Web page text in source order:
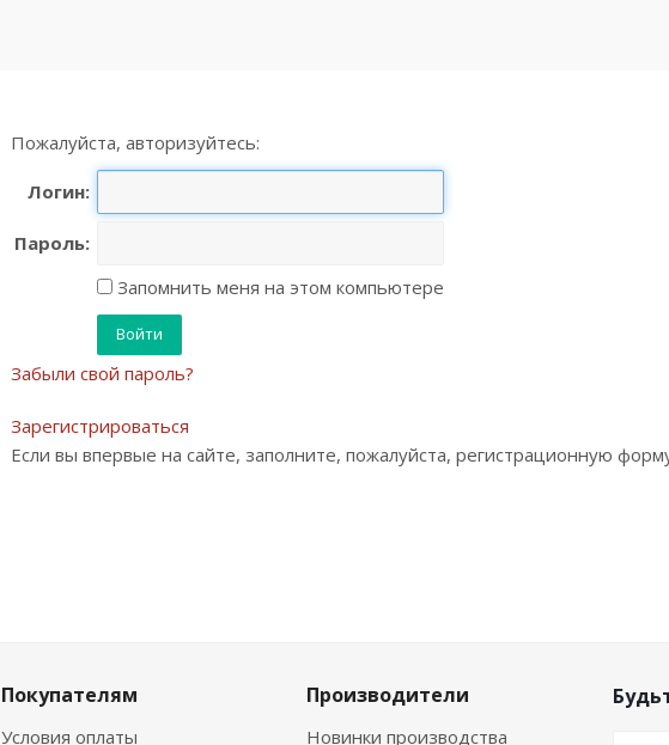
Пожалуйста, авторизуйтесь:
Логин:
Пароль:
Запомнить меня на этом компьютере
Забыли свой пароль?
Зарегистрироваться
Если вы впервые на сайте, заполните, пожалуйста, регистрационную
Покупателям
Условия оплаты
Производители
Новинки производства